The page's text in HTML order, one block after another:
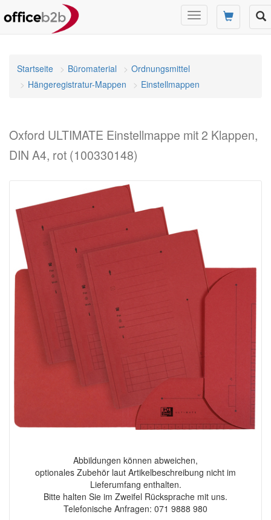
Navigation
umschalten
Startseite Büromaterial
Ordnungsmittel
Hängeregistratur-Mappen
Einstellmappen
Oxford ULTIMATE Einstellmappe mit 2 Klappen,
DIN A4, rot (100330148)
Abbildungen können abweichen,
optionales Zubehör laut Artikelbeschreibung nicht im
Lieferumfang enthalten.
Bitte halten Sie im Zweifel Rücksprache mit uns.
Telefonische Anfragen: 071 9888 980